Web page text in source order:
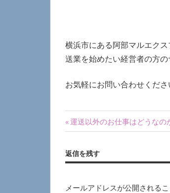
横浜市にある阿部マルエク
送業を始めたい経営者の方の
お気軽にお問い合わせくださ
投
ナ
ビ
前
の
事:
運送以外のお仕事はどうなの
返信を残す
メールアドレスが公開されるこ